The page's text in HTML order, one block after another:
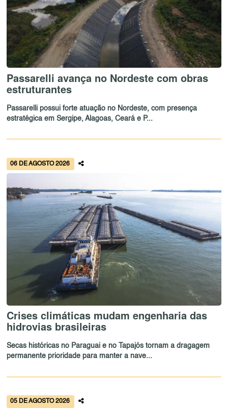
Passarelli avança no Nordeste com obras
estruturantes
Passarelli possui forte atuação no Nordeste, com presença
estratégica em Sergipe, Alagoas, Ceará e P...
06 DE AGOSTO 2026
Crises climáticas mudam engenharia das
hidrovias brasileiras
Secas históricas no Paraguai e no Tapajós tornam a dragagem
permanente prioridade para manter a nave...
05 DE AGOSTO 2026